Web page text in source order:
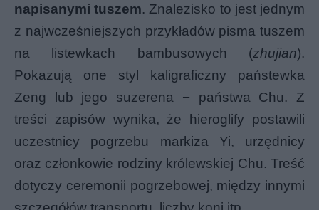
napisanymi tuszem. Znalezisko to jest jednym
z najwcześniejszych przykładów pisma tuszem
na listewkach bambusowych (zhujian).
Pokazują one styl kaligraficzny państewka
Zeng lub jego suzerena − państwa Chu. Z
treści zapisów wynika, że hieroglify postawili
uczestnicy pogrzebu markiza Yi, urzędnicy
oraz członkowie rodziny królewskiej Chu. Treść
dotyczy ceremonii pogrzebowej, między innymi